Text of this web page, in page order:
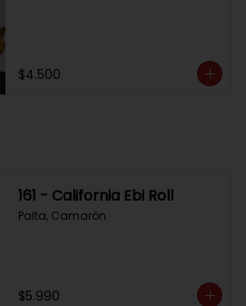
$4.500
161 - California Ebi Roll
Palta, Camarón
$5.990